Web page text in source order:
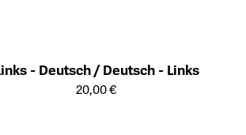
- Deutsch / Deutsch - Links
die Detailseite des Produkts
20,00 €